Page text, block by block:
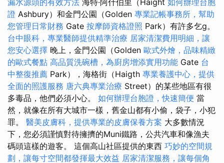
漏水源頭的有效方法 海特·阿什伯里（Haight 如何辦理台胞
證 Ashbury）和金門公園（Golden 專業記帳事務所，幫助
您管理日常財務 Gate 按摩師資格證照 Park）有許多乞g。
台中眼科，專業醫師提供精準治療 居家清潔費用明細，讓
您安心選擇 晚上，金門公園（Golden 歐式外燴，品味精緻
的歐式餐點 高品質洗碗槽，為廚房增添實用功能 Gate 台
中整復推薦 Park），海格街（Haigth 專業養護中心，提供
全面的照護服務 唐六典專業治療 Street）的某些地區有很
多毒品，他們必須小心。 如何辦理台胞證，快速簡便 當
然，就像在所有大城市一樣，舊金山都有小偷，袋子，小犯
罪。 醫美皮膚科，提供專業的皮膚保養方案 大多數情況
下，您必須謹慎對待擁擠的Muni鐵路，公共汽車和像漁夫
碼頭這樣的遊客。 這個高山社區提供的東西 巧妙的空間規
劃，讓每寸空間都發揮最大效益 居家清潔服務，讓每個角